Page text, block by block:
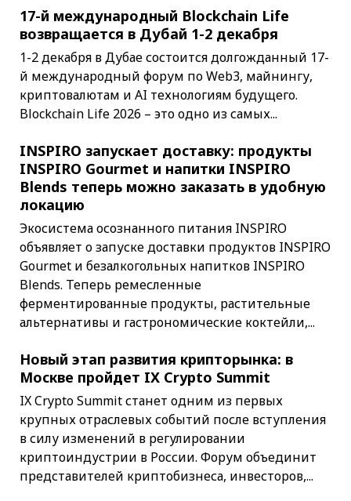
17-й международный Blockchain Life
возвращается в Дубай 1-2 декабря
1-2 декабря в Дубае состоится долгожданный 17-
й международный форум по Web3, майнингу,
криптовалютам и AI технологиям будущего.
Blockchain Life 2026 – это одно из самых...
INSPIRO запускает доставку: продукты
INSPIRO Gourmet и напитки INSPIRO
Blends теперь можно заказать в удобную
локацию
Экосистема осознанного питания INSPIRO
объявляет о запуске доставки продуктов INSPIRO
Gourmet и безалкогольных напитков INSPIRO
Blends. Теперь ремесленные
ферментированные продукты, растительные
альтернативы и гастрономические коктейли,...
Новый этап развития крипторынка: в
Москве пройдет IX Crypto Summit
IX Crypto Summit станет одним из первых
крупных отраслевых событий после вступления
в силу изменений в регулировании
криптоиндустрии в России. Форум объединит
представителей криптобизнеса, инвесторов,...